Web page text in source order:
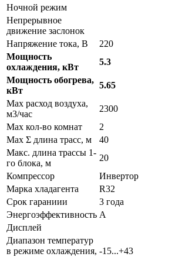
Ночной режим
Непрерывное
движение заслонок
Напряжение тока, В
220
Мощность
охлаждения, кВт
5.3
Мощность обогрева,
кВт
5.65
Max расход воздуха,
м3/час
2300
Max кол-во комнат
2
Max Σ длина трасс, м
40
Макс. длина трассы 1-
го блока, м
20
Компрессор
Инвертор
Марка хладагента
R32
Срок гараниии
3 года
Энергоэффективность A
Дисплей
Диапазон температур
в режиме охлаждения, -15...+43